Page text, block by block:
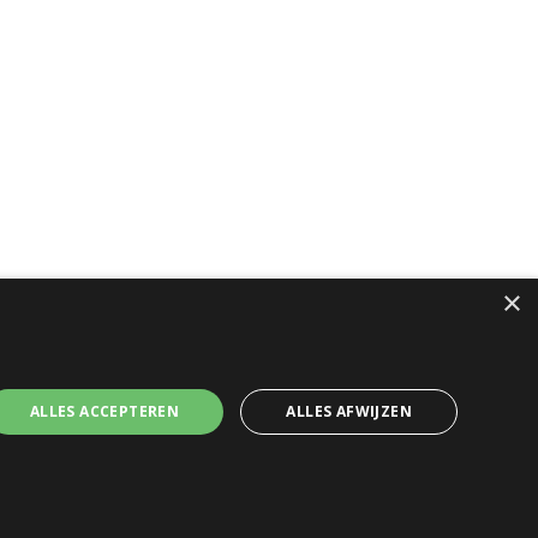
×
ALLES ACCEPTEREN ALLES AFWIJZEN